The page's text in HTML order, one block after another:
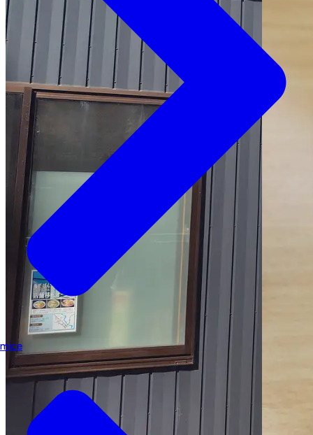
mice